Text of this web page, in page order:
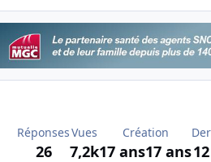
Réponses
26
Vues
7,2k
Création
17 ans17 ans